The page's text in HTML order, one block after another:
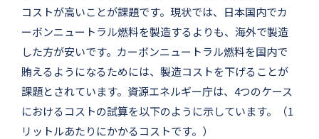
コストが高いことが課題です。現状では、日本国内でカ
ーボンニュートラル燃料を製造するよりも、海外で製造
した方が安いです。カーボンニュートラル燃料を国内で
賄えるようになるためには、製造コストを下げることが
課題とされています。資源エネルギー庁は、4つのケース
におけるコストの試算を以下のように示しています。（1
リットルあたりにかかるコストです。）